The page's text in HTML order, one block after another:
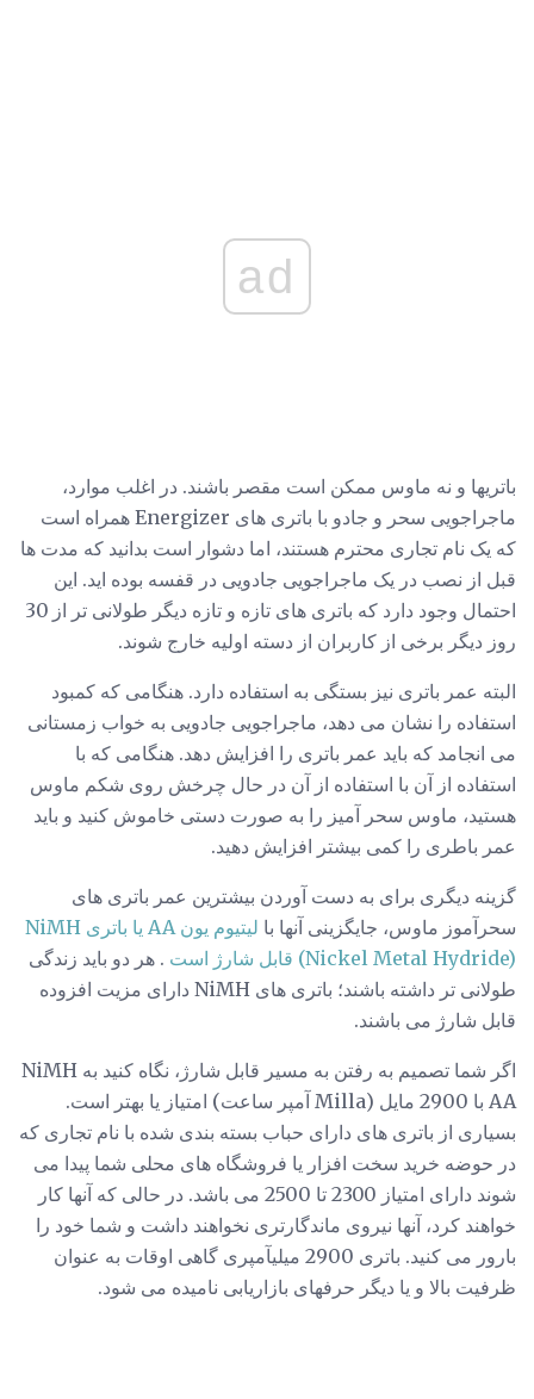
ad
باتریها و نه ماوس ممکن است مقصر باشند. در اغلب موارد،
ماجراجویی سحر و جادو با باتری های Energizer همراه است
که یک نام تجاری محترم هستند، اما دشوار است بدانید که مدت ها
قبل از نصب در یک ماجراجویی جادویی در قفسه بوده اید. این
احتمال وجود دارد که باتری های تازه و تازه دیگر طولانی تر از 30
روز دیگر برخی از کاربران از دسته اولیه خارج شوند.
البته عمر باتری نیز بستگی به استفاده دارد. هنگامی که کمبود
استفاده را نشان می دهد، ماجراجویی جادویی به خواب زمستانی
می انجامد که باید عمر باتری را افزایش دهد. هنگامی که با
استفاده از آن با استفاده از آن در حال چرخش روی شکم ماوس
هستید، ماوس سحر آمیز را به صورت دستی خاموش کنید و باید
عمر باطری را کمی بیشتر افزایش دهید.
گزینه دیگری برای به دست آوردن بیشترین عمر باتری های
سحرآموز ماوس، جایگزینی آنها با
لیتیوم یون AA یا باتری NiMH
(Nickel Metal Hydride) قابل شارژ است
. هر دو باید زندگی
طولانی تر داشته باشند؛ باتری های NiMH دارای مزیت افزوده
قابل شارژ می باشند.
اگر شما تصمیم به رفتن به مسیر قابل شارژ، نگاه کنید به NiMH
AA با 2900 مایل (Milla آمپر ساعت) امتیاز یا بهتر است.
بسیاری از باتری های دارای حباب بسته بندی شده با نام تجاری که
در حوضه خرید سخت افزار یا فروشگاه های محلی شما پیدا می
شوند دارای امتیاز 2300 تا 2500 می باشد. در حالی که آنها کار
خواهند کرد، آنها نیروی ماندگارتری نخواهند داشت و شما خود را
بارور می کنید. باتری 2900 میلیآمپری گاهی اوقات به عنوان
ظرفیت بالا و یا دیگر حرفهای بازاریابی نامیده می شود.